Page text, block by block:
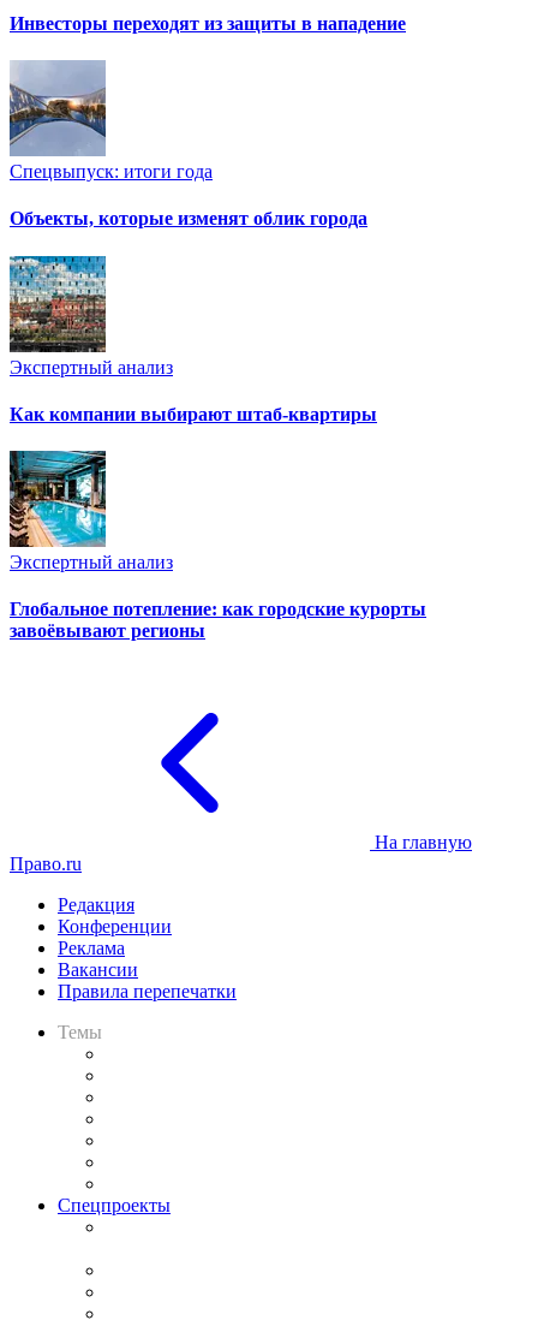
Инвесторы переходят из защиты в нападение
Спецвыпуск: итоги года
Объекты, которые изменят облик города
Экспертный анализ
Как компании выбирают штаб-квартиры
Экспертный анализ
Глобальное потепление: как городские курорты
завоёвывают регионы
На главную
Право.ru
Редакция
Конференции
Реклама
Вакансии
Правила перепечатки
Темы
Спецпроекты